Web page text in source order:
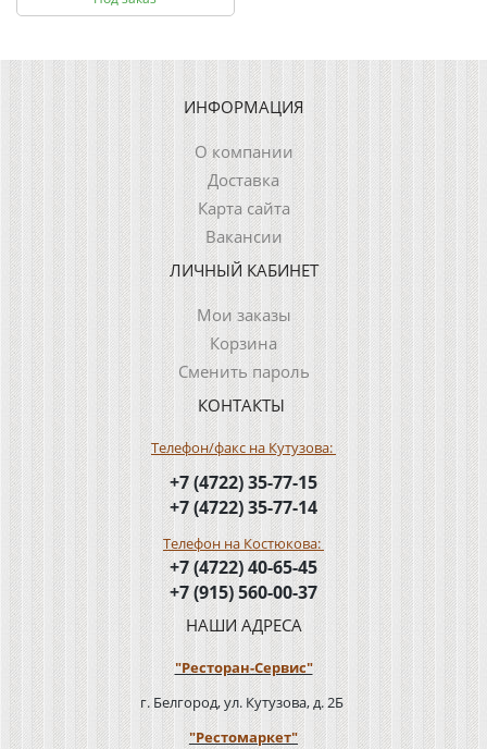
ИНФОРМАЦИЯ
О компании
Доставка
Карта сайта
Вакансии
ЛИЧНЫЙ КАБИНЕТ
Мои заказы
Корзина
Сменить пароль
КОНТАКТЫ
Телефон/факс на Кутузова:
+7 (4722) 35-77-15
+7 (4722) 35-77-14
Телефон на Костюкова:
+7 (4722) 40-65-45
+7 (915) 560-00-37
НАШИ АДРЕСА
"Ресторан-Сервис"
г. Белгород, ул. Кутузова, д. 2Б
"Рестомаркет"